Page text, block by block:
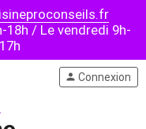
18h / Le vendredi 9h-
person Connexion